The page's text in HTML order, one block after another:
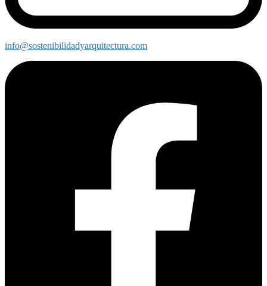
info@sostenibilidadyarquitectura.com